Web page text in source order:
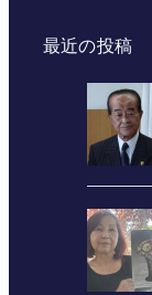
最近の投稿